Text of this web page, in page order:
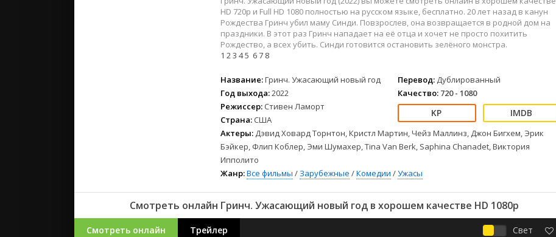
2022
2021
СССР
Зарубежные
Детские
Драмы
Комедии
Спорт
Триллеры
Ужасы
Фэнтези
2022
2021
СССР
Зарубежные
Фильмы из соцетей
HD 720p и Full HD 1080 полностью на русском языке, бесплатно. 20 лет назад в канун
Рождества Гринч убил маму Синди. Повзрослев, она возвращается в родной дом на
праздники. В этот раз Гринч нападает на её отца и хочет не просто похитить
Рождество, а всех убить. Синди готовится остановить зелёного монстра.
1 23 45 67 8
Название:Гринч. Ужасающий новый год
Год выхода:2022
Режиссер: Стивен Ламорт
Страна: США
Перевод: Дублированный
Качество: 720 - 1080
Актеры: Дэвид Ховард Торнтон, Кристл Мартин, Чейз Маллинз, Джон Бигхем, Эрик
Бэйкер, Флип Коблер, Эми Шумахер, Tina Van Berk, Saphina Chanadet, Виктория
Ипполито
Жанр:Все фильмы / Зарубежные /Комедии /Ужасы
Смотреть онлайн Гринч. Ужасающий новый год в хорошем качестве HD 1080p
Смотреть онлайн Трейлер Свет